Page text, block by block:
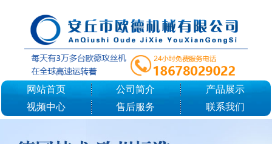
网站首页 公司简介
产品展示
视频中心
售后服务 联系我们